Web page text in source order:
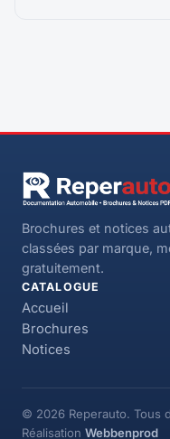
Brochures et notices
classées par marque,
gratuitement.
CATALOGUE
Accueil
Brochures
Notices
© 2026 Reperauto. Tous
Réalisation Webbenprod